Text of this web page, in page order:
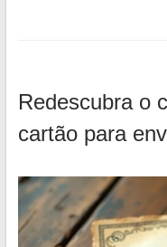
Redescubra o
cartão para